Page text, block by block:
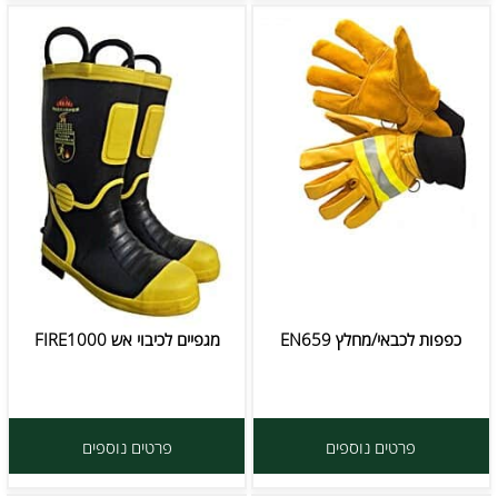
כפפות לכבאי/מחלץ EN659
פרטים נוספים
מגפיים לכיבוי אש FIRE1000
פרטים נוספים